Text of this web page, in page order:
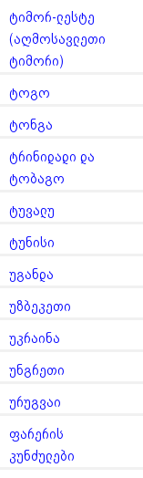
ტიმორ-ლესტე
(აღმოსავლეთი
ტიმორი)
ტოგო
ტონგა
ტრინიდადი და
ტობაგო
ტუვალუ
ტუნისი
უგანდა
უზბეკეთი
უკრაინა
უნგრეთი
ურუგვაი
ფარერის
კუნძულები